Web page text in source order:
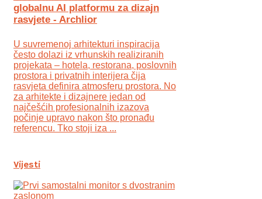
globalnu AI platformu za dizajn
rasvjete - Archlior
U suvremenoj arhitekturi inspiracija
često dolazi iz vrhunskih realiziranih
projekata – hotela, restorana, poslovnih
prostora i privatnih interijera čija
rasvjeta definira atmosferu prostora. No
za arhitekte i dizajnere jedan od
najčešćih profesionalnih izazova
počinje upravo nakon što pronađu
referencu. Tko stoji iza ...
Vijesti